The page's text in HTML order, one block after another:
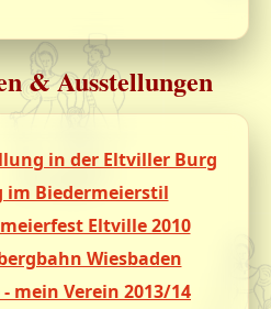
& Ausstellungen
in der Eltviller Burg
Biedermeierstil
Eltville 2010
Wiesbaden
mein Verein 2013/14